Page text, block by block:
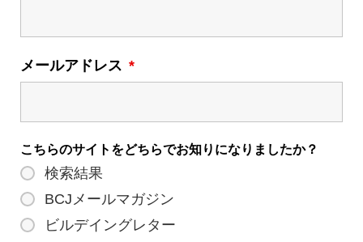
メールアドレス *
こちらのサイトをどちらでお知りになりましたか？
検索結果
BCJメールマガジン
ビルデイングレター